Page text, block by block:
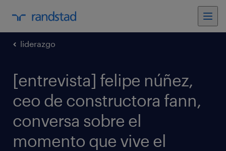
liderazgo
[entrevista] felipe núñez,
ceo de constructora fann,
conversa sobre el
momento que vive el